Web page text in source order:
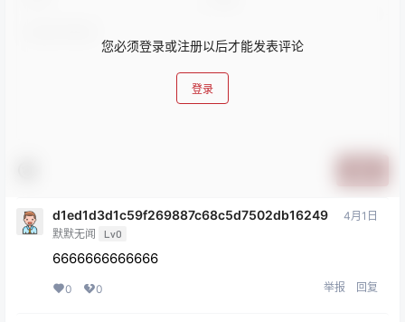
您必须登录或注册以后才能发表评论
登录
d1ed1d3d1c59f269887c68c5d7502db16249
默默无闻 Lv0
4月1日
6666666666666
0 0 举报 回复